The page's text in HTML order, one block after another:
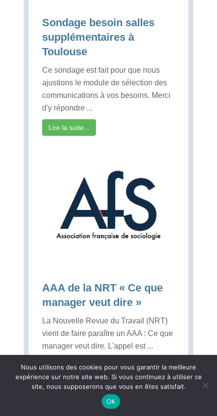
Sondage besoin salles
supplémentaires à
Toulouse
Ce sondage est fait pour que nous
ajustions le module de sélection des
communications à vos besoins. Merci
d'y répondre ...
Lire la suite...
AAA de la NRT « Ce que
manager veut dire »
La Nouvelle Revue du Travail (NRT)
vient de faire paraître un AAA : Ce que
manager veut dire. L'appel est ...
Lire la suite...
Nous utilisons des cookies pour vous garantir la meilleure
expérience sur notre site web. Si vous continuez à utiliser ce
site, nous supposerons que vous en êtes satisfait.
OK